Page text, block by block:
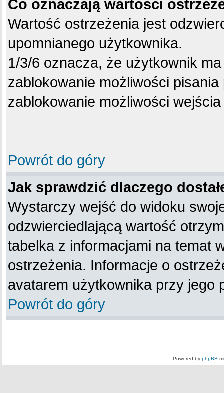
Co oznaczają wartości
Wartość ostrzeżenia jest
upomnianego użytkownika.
1/3/6 oznacza, że użytkownik
zablokowanie możliwości
zablokowanie możliwości
Powrót do góry
Jak sprawdzić dlaczego
Wystarczy wejść do widoku
odzwierciedlającą wartość
tabelka z informacjami na temat
ostrzeżenia. Informacje o
avatarem użytkownika przy jego
Powrót do góry
Powered by phpBB